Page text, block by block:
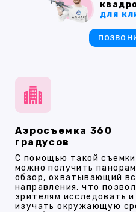
Аэросъемка 360
градусов
С помощью такой съемки
можно получить
обзор, охватывающий
направления, что
зрителям исследовать и
изучать окружающую
для